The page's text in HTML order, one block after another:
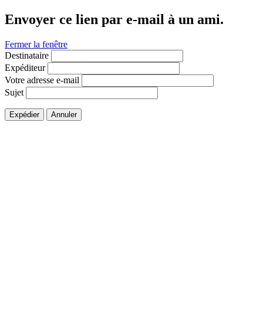
Envoyer ce lien par e-mail à un ami.
Fermer la fenêtre
Destinataire
Expéditeur
Votre adresse e-mail
Sujet
Expédier Annuler